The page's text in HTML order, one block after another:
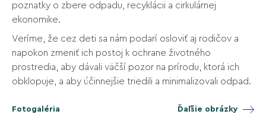
poznatky o zbere odpadu, recyklácii a cirkulárnej
ekonomike.
Veríme, že cez deti sa nám podarí osloviť aj rodičov a
napokon zmeniť ich postoj k ochrane životného
prostredia, aby dávali väčší pozor na prírodu, ktorá ich
obklopuje, a aby účinnejšie triedili a minimalizovali odpad.
Fotogaléria Ďaľšie obrázky